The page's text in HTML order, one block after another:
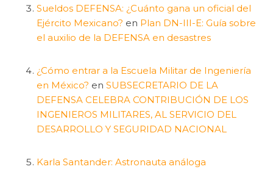
Sueldos DEFENSA: ¿Cuánto gana un oficial del
Ejército Mexicano? en Plan DN-III-E: Guía sobre
el auxilio de la DEFENSA en desastres
¿Cómo entrar a la Escuela Militar de Ingeniería
en México? en SUBSECRETARIO DE LA
DEFENSA CELEBRA CONTRIBUCIÓN DE LOS
INGENIEROS MILITARES, AL SERVICIO DEL
DESARROLLO Y SEGURIDAD NACIONAL
Karla Santander: Astronauta análoga